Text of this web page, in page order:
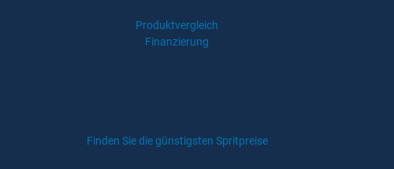
Produktvergleich
Finanzierung
Finden Sie die günstigsten Spritpreise